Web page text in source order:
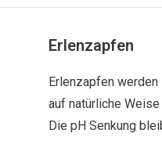
Erlenzapfen
Erlenzapfen werden
auf natürliche
Die pH Senkung